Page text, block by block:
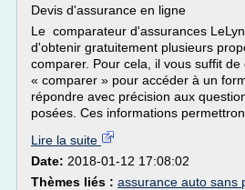
Devis d'assurance en ligne
Le comparateur d'assurances
d'obtenir gratuitement plusieurs
comparer. Pour cela, il vous suffit
« comparer » pour accéder à un
répondre avec précision aux
posées. Ces informations
Lire la suite
Date: 2018-01-12 17:08:02
Thèmes liés : assurance auto sans